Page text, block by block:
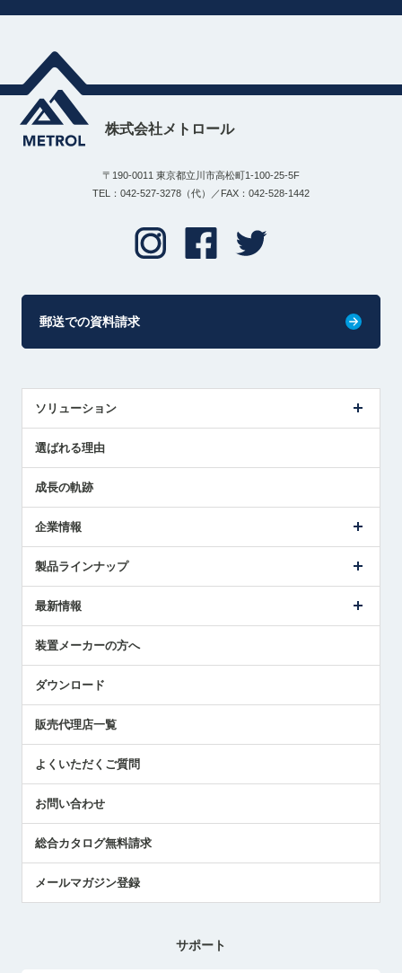
株式会社メトロール
〒190-0011 東京都立川市高松町1-100-25-5F
TEL：042-527-3278（代）／FAX：042-528-1442
郵送での資料請求
ソリューション
解決策提案
選ばれる理由
成長の軌跡
企業情報
ごあいさつ
受賞履歴
採用情報
国/地域/言語
製品ラインナップ
ツールセッタ製品
エアマイクロセンサ製品
最新情報
メトロールの技術
社員ブログ
中小企業のBCP地震対策
センサのテクニカルガイド
社長ブログ
装置メーカーの方へ
ダウンロード
販売代理店一覧
よくいただくご質問
お問い合わせ
総合カタログ無料請求
メールマガジン登録
サポート